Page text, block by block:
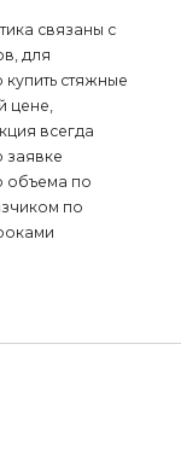
связаны с
для
стяжные
цене,
всегда
заявке
объема по
по